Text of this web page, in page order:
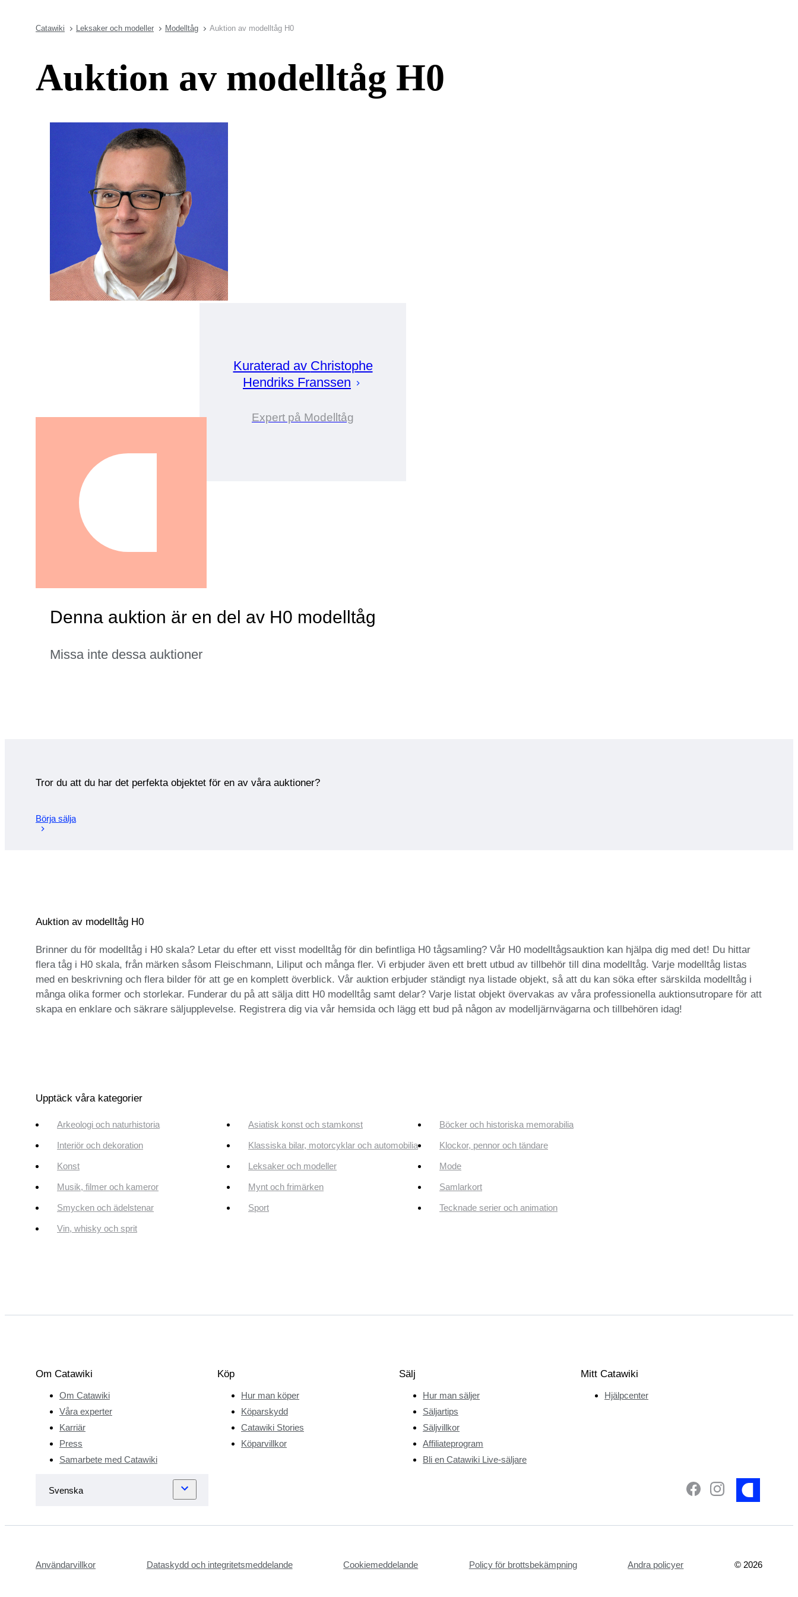
Catawiki Leksaker och modeller Modelltåg Auktion av modelltåg H0
Auktion av modelltåg H0
Kuraterad av Christophe
Hendriks Franssen
Expert på Modelltåg
Denna auktion är en del av H0 modelltåg
Missa inte dessa auktioner
Tror du att du har det perfekta objektet för en av våra auktioner?
Börja sälja
Auktion av modelltåg H0
Brinner du för modelltåg i H0 skala? Letar du efter ett visst modelltåg för din befintliga H0 tågsamling? Vår H0 modelltågsauktion kan hjälpa dig med det! Du hittar
flera tåg i H0 skala, från märken såsom Fleischmann, Liliput och många fler. Vi erbjuder även ett brett utbud av tillbehör till dina modelltåg. Varje modelltåg listas
med en beskrivning och flera bilder för att ge en komplett överblick. Vår auktion erbjuder ständigt nya listade objekt, så att du kan söka efter särskilda modelltåg i
många olika former och storlekar. Funderar du på att sälja ditt H0 modelltåg samt delar? Varje listat objekt övervakas av våra professionella auktionsutropare för att
skapa en enklare och säkrare säljupplevelse. Registrera dig via vår hemsida och lägg ett bud på någon av modelljärnvägarna och tillbehören idag!
Upptäck våra kategorier
Arkeologi och naturhistoria Asiatisk konst och stamkonst Böcker och historiska memorabilia
Interiör och dekoration Klassiska bilar, motorcyklar och automobilia Klockor, pennor och tändare
Konst Leksaker och modeller Mode
Musik, filmer och kameror Mynt och frimärken Samlarkort
Smycken och ädelstenar Sport Tecknade serier och animation
Vin, whisky och sprit
Om Catawiki
Om Catawiki
Våra experter
Karriär
Press
Samarbete med Catawiki
Köp
Hur man köper
Köparskydd
Catawiki Stories
Köparvillkor
Sälj
Hur man säljer
Säljartips
Säljvillkor
Affiliateprogram
Bli en Catawiki Live-säljare
Mitt Catawiki
Hjälpcenter
Användarvillkor Dataskydd och integritetsmeddelande Cookiemeddelande Policy för brottsbekämpning Andra policyer © 2026